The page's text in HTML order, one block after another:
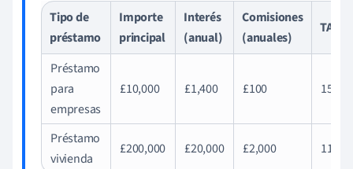
Tipo de
préstamo
Importe
principal
Interés
(anual)
Comisiones
(anuales)
TAE
Préstamo
para
empresas
£10,000 £1,400 £100 15%
Préstamo
vivienda
£200,000 £20,000 £2,000 11%